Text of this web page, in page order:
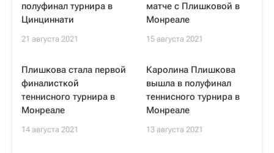
полуфинал турнира в
Цинциннати
21 августа 2021
матче с Плишковой в
Монреале
15 августа 2021
Плишкова стала первой
финалисткой
теннисного турнира в
Монреале
14 августа 2021
Каролина Плишкова
вышла в полуфинал
теннисного турнира в
Монреале
13 августа 2021